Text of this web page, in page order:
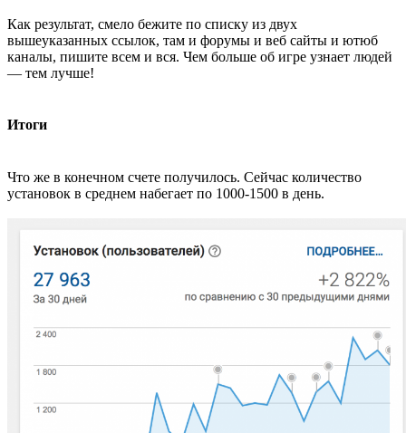
Как результат, смело бежите по списку из двух
вышеуказанных ссылок, там и форумы и веб сайты и ютюб
каналы, пишите всем и вся. Чем больше об игре узнает людей
— тем лучше!
Итоги
Что же в конечном счете получилось. Сейчас количество
установок в среднем набегает по 1000-1500 в день.